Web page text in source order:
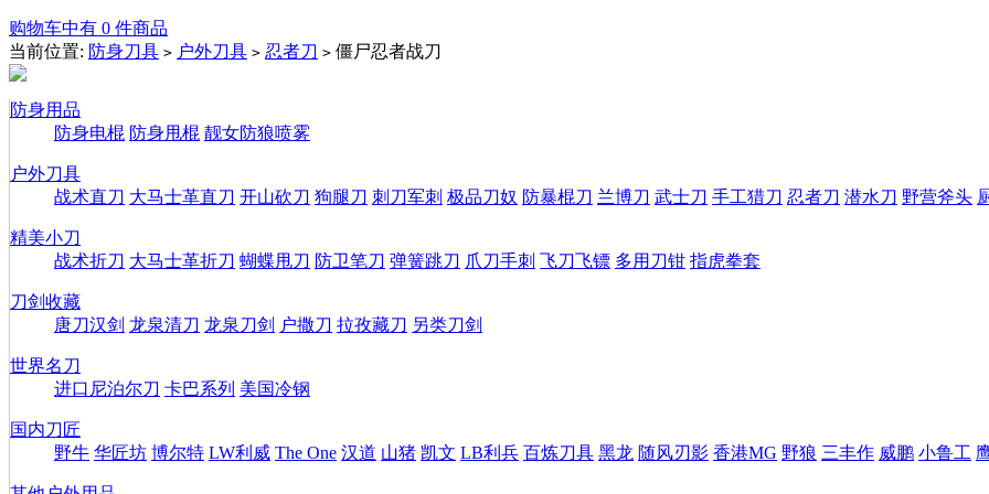
购物车中有 0 件商品
当前位置: 防身刀具 > 户外刀具 > 忍者刀 > 僵尸忍者战刀
防身用品
防身电棍 防身甩棍 靓女防狼喷雾
户外刀具
战术直刀 大马士革直刀 开山砍刀 狗腿刀 刺刀军刺 极品刀奴 防暴棍刀 兰博刀 武士刀 手工猎刀 忍者刀 潜水刀 野营斧头
精美小刀
战术折刀 大马士革折刀 蝴蝶甩刀 防卫笔刀 弹簧跳刀 爪刀手刺 飞刀飞镖 多用刀钳 指虎拳套
刀剑收藏
唐刀汉剑 龙泉清刀 龙泉刀剑 户撒刀 拉孜藏刀 另类刀剑
世界名刀
进口尼泊尔刀 卡巴系列 美国冷钢
国内刀匠
野牛 华匠坊 博尔特 LW利威 The One 汉道 山猪 凯文 LB利兵 百炼刀具 黑龙 随风刃影 香港MG 野狼 三丰作 威鹏 小鲁工